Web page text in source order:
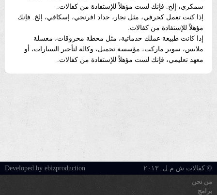
سمكري، إلخ. فإنك لست مؤهلاً للإستفادة من كفالات.
إذا كنت تعمل كحرفي، مثل نجار، حداد افرنجي، إسكافي، إلخ. فإنك
مؤهلاً للإستفادة من كفالات.
إذا كانت طبيعة عملك خدماتية، مثل محطة محروقات، مغسلة
ملابس، سوبر ماركت، مؤسسة تجميل، وكالة لتأجير السيارات، أو
معهد تعليمي، فإنك لست مؤهلاً للإستفادة من كفالات.
© كفالات ش.م.ل. ٢٠١٣
Developed by ebizproduction
من نحن
برامج